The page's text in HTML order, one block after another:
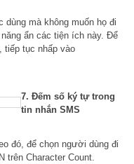
dùng mà không muốn họ đi
ẩn các tiện ích này. Để
tiếp tục nhấp vào
7. Đếm số ký tự trong
tin nhắn SMS
đó, để chọn người dùng đi
trên Character Count.